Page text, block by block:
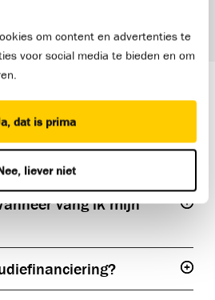
om content en advertenties te
voor social media te bieden en om
dat is prima
liever niet
Schrijf je vraag op en
tijdens je kennismakingsgesprek.
vang ik mijn